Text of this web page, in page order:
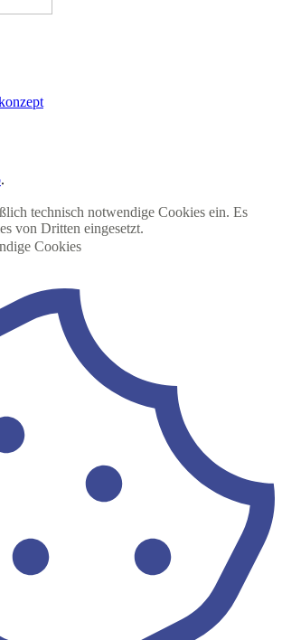
.
technisch notwendige Cookies ein. Es
von Dritten eingesetzt.
Cookies